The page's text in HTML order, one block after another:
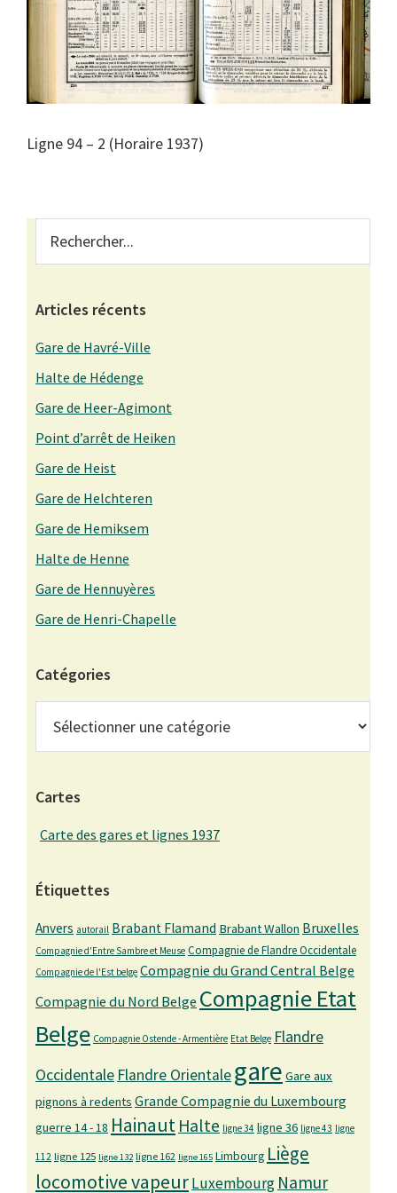
Ligne 94 – 2 (Horaire 1937)
Primary
Sidebar
Articles récents
Gare de Havré-Ville
Halte de Hédenge
Gare de Heer-Agimont
Point d’arrêt de Heiken
Gare de Heist
Gare de Helchteren
Gare de Hemiksem
Halte de Henne
Gare de Hennuyères
Gare de Henri-Chapelle
Catégories
Cartes
Carte des gares et lignes 1937
Étiquettes
Anvers autorail Brabant Flamand Brabant Wallon Bruxelles
Compagnie d'Entre Sambre et Meuse Compagnie de Flandre Occidentale
Compagnie de l'Est belge Compagnie du Grand Central Belge
Compagnie du Nord Belge Compagnie Etat
Belge Compagnie Ostende - Armentière Etat Belge Flandre
Occidentale Flandre Orientalegare Gare aux
pignons à redents Grande Compagnie du Luxembourg
guerre 14 - 18 Hainaut Halte ligne 34 ligne 36 ligne 43 ligne
112 ligne 125 ligne 132 ligne 162 ligne 165 Limbourg Liège
locomotive vapeurLuxembourg Namur